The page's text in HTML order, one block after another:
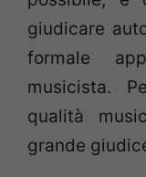
giudicare
formale
musicista.
qualità
grande